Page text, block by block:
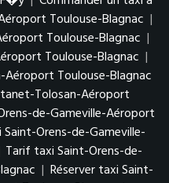
Toulouse-Blagnac |
Toulouse-Blagnac |
Toulouse-Blagnac |
Toulouse-Blagnac
Tolosan-Aéroport
de-Gameville-Aéroport
Orens-de-Gameville-
Tarif taxi Saint-Orens-de-
| Réserver taxi Saint-